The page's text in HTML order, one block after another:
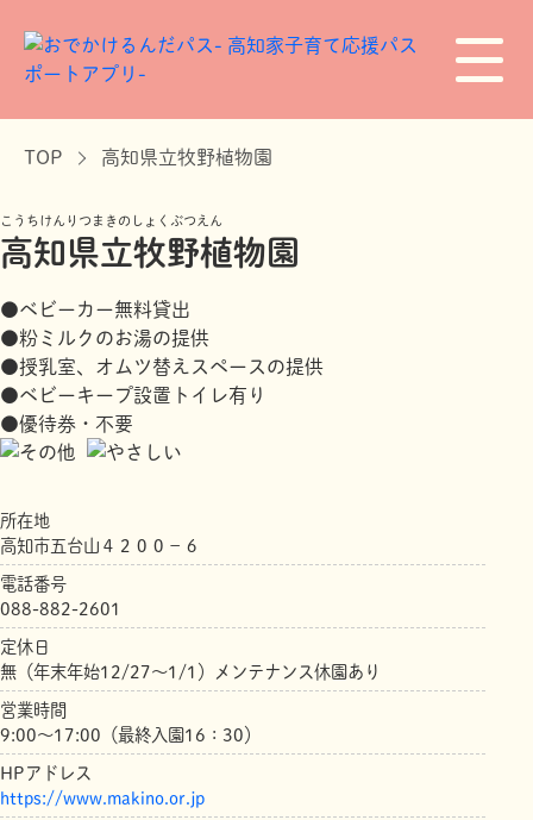
TOP 高知県立牧野植物園
こうちけんりつまきのしょくぶつえん
高知県立牧野植物園
●ベビーカー無料貸出
●粉ミルクのお湯の提供
●授乳室、オムツ替えスペースの提供
●ベビーキープ設置トイレ有り
●優待券・不要
所在地
高知市五台山４２００－６
電話番号
088-882-2601
定休日
無（年末年始12/27～1/1）メンテナンス休園あり
営業時間
9:00～17:00（最終入園16：30）
HPアドレス
https://www.makino.or.jp